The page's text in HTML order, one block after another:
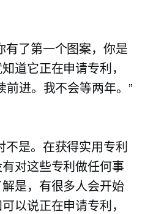
有了第一个图案，你是
道它正在申请专利，
前进。我不会等两年。”
不是。在获得实用专利
对这些专利做任何事
是，有很多人会开始
以说正在申请专利，